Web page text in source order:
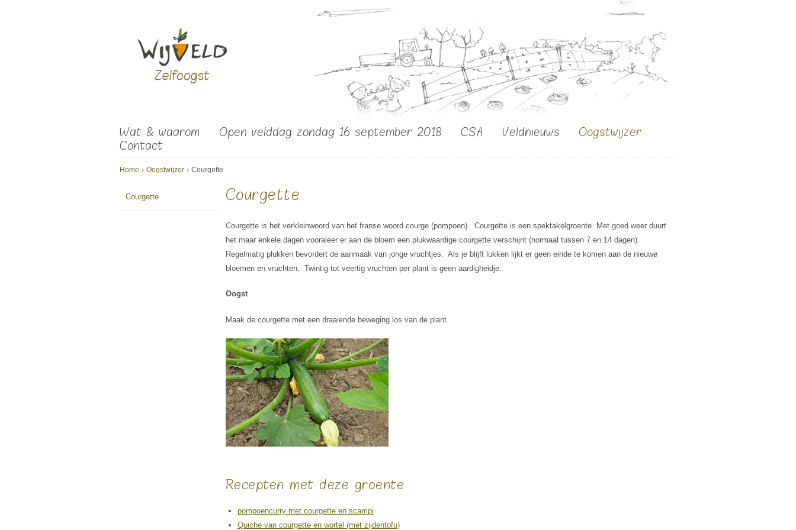
Wat & waarom Open velddag zondag 16 september 2018 CSA Veldnieuws
Oogstwijzer
Contact
U bent hier
Home › Oogstwijzer › Courgette
Courgette Courgette
Courgette is het verkleinwoord van het franse woord courge (pompoen). Courgette is een spektakelgroente. Met goed weer duurt
het maar enkele dagen vooraleer er aan de bloem een plukwaardige courgette verschijnt (normaal tussen 7 en 14 dagen).
Regelmatig plukken bevordert de aanmaak van jonge vruchtjes. Als je blijft lukken lijkt er geen einde te komen aan de nieuwe
bloemen en vruchten. Twintig tot veertig vruchten per plant is geen aardigheidje.
Oogst
Maak de courgette met een draaiende beweging los van de plant.
Recepten met deze groente
pompoencurry met courgette en scampi
Quiche van courgette en wortel (met zijdentofu)